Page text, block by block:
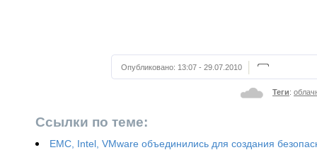
Опубликовано: 13:07 - 29.07.2010
Теги:
Ссылки по теме:
EMC, Intel, VMware объединились для создания